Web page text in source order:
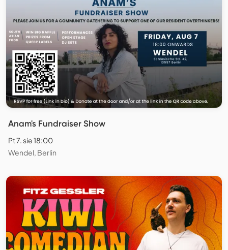
Anam's Fundraiser Show
Pt 7. sie 18:00
Wendel, Berlin